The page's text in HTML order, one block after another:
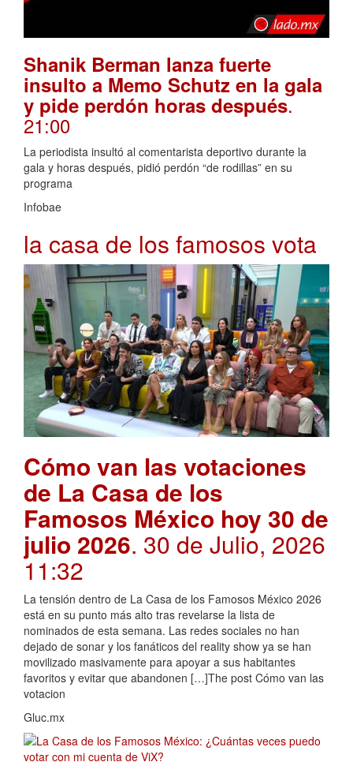
Shanik Berman lanza fuerte
insulto a Memo Schutz en la gala
y pide perdón horas después.
21:00
La periodista insultó al comentarista deportivo durante la
gala y horas después, pidió perdón “de rodillas” en su
programa
Infobae
la casa de los famosos vota
Cómo van las votaciones
de La Casa de los
Famosos México hoy 30 de
julio 2026. 30 de Julio, 2026
11:32
La tensión dentro de La Casa de los Famosos México 2026
está en su punto más alto tras revelarse la lista de
nominados de esta semana. Las redes sociales no han
dejado de sonar y los fanáticos del reality show ya se han
movilizado masivamente para apoyar a sus habitantes
favoritos y evitar que abandonen […]The post Cómo van las
votacion
Gluc.mx